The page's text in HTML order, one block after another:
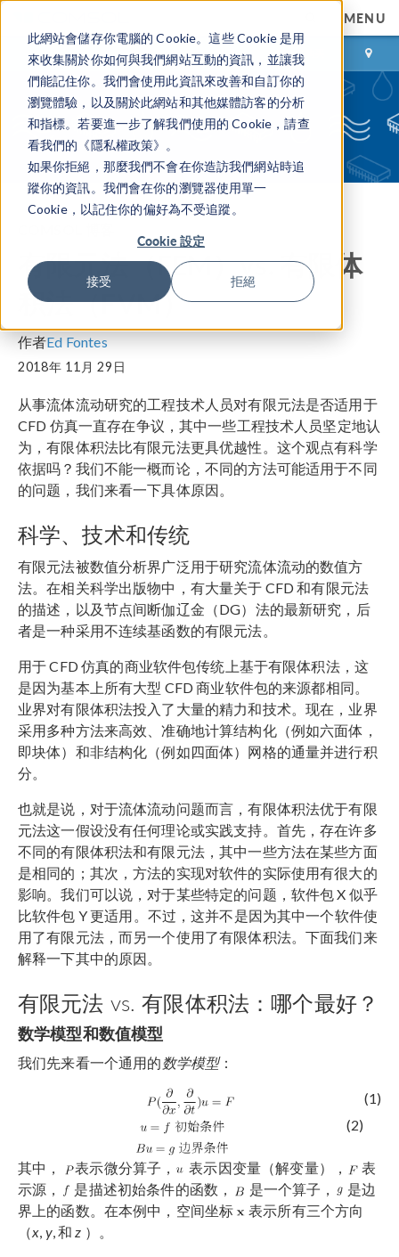
此網站會儲存你電腦的 Cookie。這些 Cookie 是用
來收集關於你如何與我們網站互動的資訊，並讓我
們能記住你。我們會使用此資訊來改善和自訂你的
瀏覽體驗，以及關於此網站和其他媒體訪客的分析
和指標。若要進一步了解我們使用的 Cookie，請查
看我們的《隱私權政策》。
如果你拒絕，那麼我們不會在你造訪我們網站時追
蹤你的資訊。我們會在你的瀏覽器使用單一
Cookie，以記住你的偏好為不受追蹤。
Cookie 設定
接受 拒絕
MENU
登录 咨询与购买
有限元法（FEM）vs. 有限体
积法（FVM）
作者Ed Fontes
2018年 11月 29日
从事流体流动研究的工程技术人员对有限元法是否适用于
CFD 仿真一直存在争议，其中一些工程技术人员坚定地认
为，有限体积法比有限元法更具优越性。这个观点有科学
依据吗？我们不能一概而论，不同的方法可能适用于不同
的问题，我们来看一下具体原因。
科学、技术和传统
有限元法被数值分析界广泛用于研究流体流动的数值方
法。在相关科学出版物中，有大量关于 CFD 和有限元法
的描述，以及节点间断伽辽金（DG）法的最新研究，后
者是一种采用不连续基函数的有限元法。
用于 CFD 仿真的商业软件包传统上基于有限体积法，这
是因为基本上所有大型 CFD 商业软件包的来源都相同。
业界对有限体积法投入了大量的精力和技术。现在，业界
采用多种方法来高效、准确地计算结构化（例如六面体，
即块体）和非结构化（例如四面体）网格的通量并进行积
分。
也就是说，对于流体流动问题而言，有限体积法优于有限
元法这一假设没有任何理论或实践支持。首先，存在许多
不同的有限体积法和有限元法，其中一些方法在某些方面
是相同的；其次，方法的实现对软件的实际使用有很大的
影响。我们可以说，对于某些特定的问题，软件包 X 似乎
比软件包 Y 更适用。不过，这并不是因为其中一个软件使
用了有限元法，而另一个使用了有限体积法。下面我们来
解释一下其中的原因。
有限元法 vs. 有限体积法：哪个最好？
数学模型和数值模型
我们先来看一个通用的数学模型：
(1)
(2)
其中， 表示微分算子， 表示因变量（解变量），
表
示源，
是描述初始条件的函数， 是一个算子，
是边
界上的函数。在本例中，空间坐标
表示所有三个方向
（x y, 和 z ）。